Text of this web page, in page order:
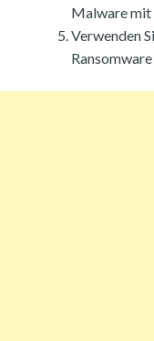
Malware mit
Verwenden